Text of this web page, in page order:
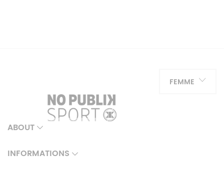
FEMME
ABOUT
INFORMATIONS